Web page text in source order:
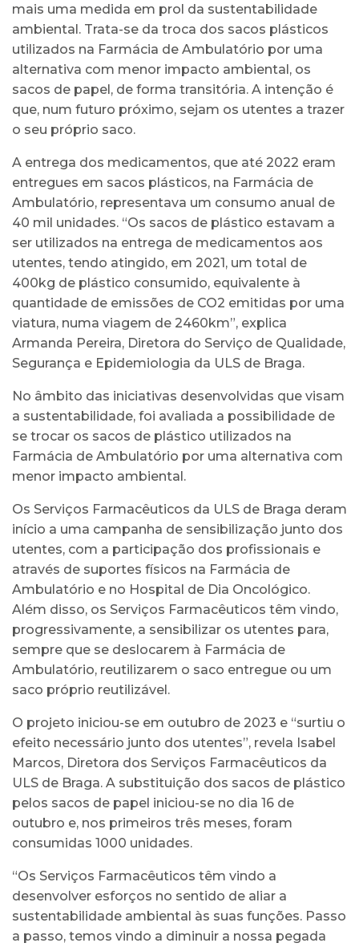
mais uma medida em prol da sustentabilidade
ambiental. Trata-se da troca dos sacos plásticos
utilizados na Farmácia de Ambulatório por uma
alternativa com menor impacto ambiental, os
sacos de papel, de forma transitória. A intenção é
que, num futuro próximo, sejam os utentes a trazer
o seu próprio saco.
A entrega dos medicamentos, que até 2022 eram
entregues em sacos plásticos, na Farmácia de
Ambulatório, representava um consumo anual de
40 mil unidades. “Os sacos de plástico estavam a
ser utilizados na entrega de medicamentos aos
utentes, tendo atingido, em 2021, um total de
400kg de plástico consumido, equivalente à
quantidade de emissões de CO2 emitidas por uma
viatura, numa viagem de 2460km”, explica
Armanda Pereira, Diretora do Serviço de Qualidade,
Segurança e Epidemiologia da ULS de Braga.
No âmbito das iniciativas desenvolvidas que visam
a sustentabilidade, foi avaliada a possibilidade de
se trocar os sacos de plástico utilizados na
Farmácia de Ambulatório por uma alternativa com
menor impacto ambiental.
Os Serviços Farmacêuticos da ULS de Braga deram
início a uma campanha de sensibilização junto dos
utentes, com a participação dos profissionais e
através de suportes físicos na Farmácia de
Ambulatório e no Hospital de Dia Oncológico.
Além disso, os Serviços Farmacêuticos têm vindo,
progressivamente, a sensibilizar os utentes para,
sempre que se deslocarem à Farmácia de
Ambulatório, reutilizarem o saco entregue ou um
saco próprio reutilizável.
O projeto iniciou-se em outubro de 2023 e “surtiu o
efeito necessário junto dos utentes”, revela Isabel
Marcos, Diretora dos Serviços Farmacêuticos da
ULS de Braga. A substituição dos sacos de plástico
pelos sacos de papel iniciou-se no dia 16 de
outubro e, nos primeiros três meses, foram
consumidas 1000 unidades.
“Os Serviços Farmacêuticos têm vindo a
desenvolver esforços no sentido de aliar a
sustentabilidade ambiental às suas funções. Passo
a passo, temos vindo a diminuir a nossa pegada